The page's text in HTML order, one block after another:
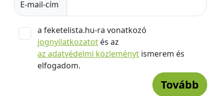
E-mail-cím
a feketelista.hu-ra vonatkozó
jognyilatkozatot és az
az adatvédelmi közleményt ismerem és
elfogadom.
Tovább